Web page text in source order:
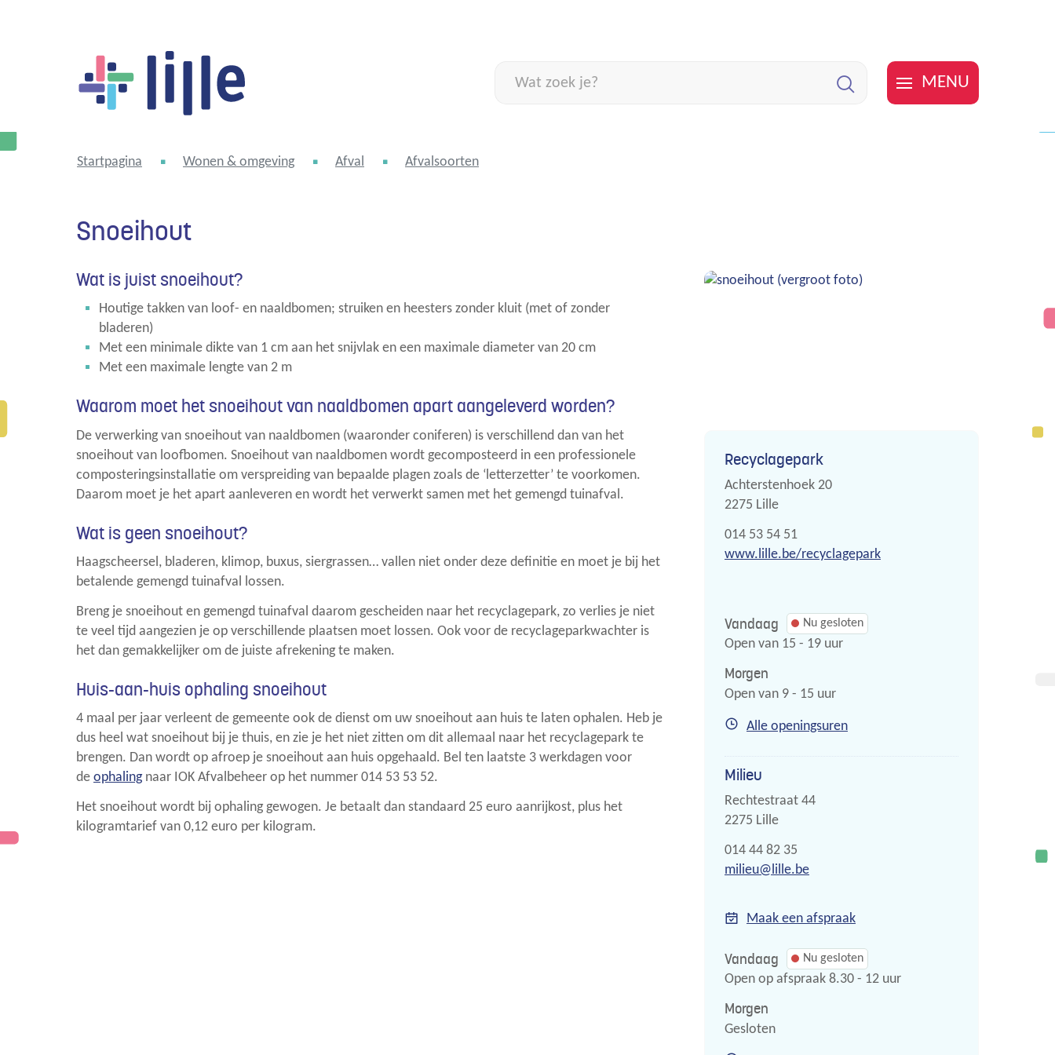
Lille
zoek
MENU
Startpagina Wonen & omgeving Afval Afvalsoorten
Snoeihout
Wat is juist snoeihout?
Houtige takken van loof- en naaldbomen; struiken en heesters zonder kluit (met of zonder
bladeren)
Met een minimale dikte van 1 cm aan het snijvlak en een maximale diameter van 20 cm
Met een maximale lengte van 2 m
Waarom moet het snoeihout van naaldbomen apart aangeleverd worden?
De verwerking van snoeihout van naaldbomen (waaronder coniferen) is verschillend dan van het
snoeihout van loofbomen. Snoeihout van naaldbomen wordt gecomposteerd in een professionele
composteringsinstallatie om verspreiding van bepaalde plagen zoals de ‘letterzetter’ te voorkomen.
Daarom moet je het apart aanleveren en wordt het verwerkt samen met het gemengd tuinafval.
Wat is geen snoeihout?
Haagscheersel, bladeren, klimop, buxus, siergrassen… vallen niet onder deze definitie en moet je bij het
betalende gemengd tuinafval lossen.
Breng je snoeihout en gemengd tuinafval daarom gescheiden naar het recyclagepark, zo verlies je niet
te veel tijd aangezien je op verschillende plaatsen moet lossen. Ook voor de recyclageparkwachter is
het dan gemakkelijker om de juiste afrekening te maken.
Huis-aan-huis ophaling snoeihout
4 maal per jaar verleent de gemeente ook de dienst om uw snoeihout aan huis te laten ophalen. Heb je
dus heel wat snoeihout bij je thuis, en zie je het niet zitten om dit allemaal naar het recyclagepark te
brengen. Dan wordt op afroep je snoeihout aan huis opgehaald. Bel ten laatste 3 werkdagen voor
de ophalingnaar IOK Afvalbeheer op het nummer 014 53 53 52.
Het snoeihout wordt bij ophaling gewogen. Je betaalt dan standaard 25 euro aanrijkost, plus het
kilogramtarief van 0,12 euro per kilogram.
Contact
Recyclagepark
Adres
Achterstenhoek 20
,2275 Lille
Tel.
014 53 54 51
Website
www.lille.be/recyclagepark
Vandaag Nu gesloten
Open van 15 - 19 uur
Morgen
Open van 9 - 15 uur
Alle openingsurenRecyclagepark
Milieu
Adres
Rechtestraat 44
,2275 Lille
Tel.
014 44 82 35
E-
milieu@ lille.be
Maak een afspraak
Vandaag Nu gesloten
Open op afspraak 8.30 - 12 uur
Morgen
Gesloten